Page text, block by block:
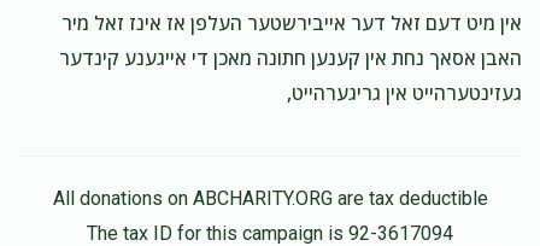
אברהם לעווי שמואל שאול מיטטעלמאן
1 month ago
$90.00
אין מיט דעם זאל דער אייבירשטער העלפן אז אינז זאל מיר
האבן אסאך נחת אין קענען חתונה מאכן די אייגענע קינדער
געזינטערהייט אין גריגערהייט,
All donations on ABCHARITY.ORG are tax deductible
The tax ID for this campaign is 92-3617094